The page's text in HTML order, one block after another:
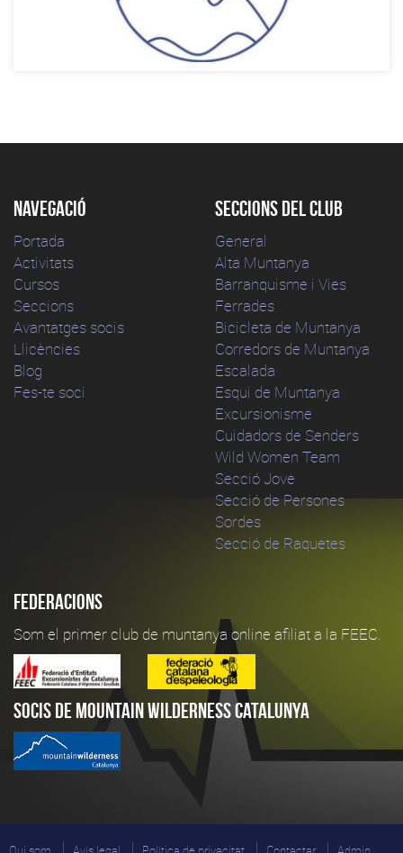
Navegació
Portada
Activitats
Cursos
Seccions
Avantatges socis
Llicències
Blog
Fes-te soci
Seccions del club
General
Alta Muntanya
Barranquisme i Vies
Ferrades
Bicicleta de Muntanya
Corredors de Muntanya
Escalada
Esqui de Muntanya
Excursionisme
Cuidadors de Senders
Wild Women Team
Secció Jove
Secció de Persones
Sordes
Secció de Raquetes
Federacions
Som el primer club de muntanya online afiliat a la FEEC.
Socis de Mountain Wilderness Catalunya